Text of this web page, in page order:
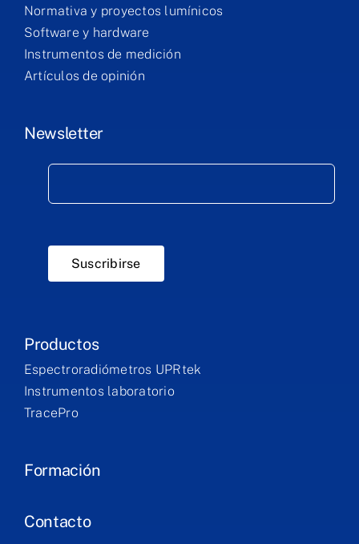
Normativa y proyectos lumínicos
Software y hardware
Instrumentos de medición
Artículos de opinión
Newsletter
Suscribirse
Productos
Espectroradiómetros UPRtek
Instrumentos laboratorio
TracePro
Formación
Contacto